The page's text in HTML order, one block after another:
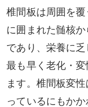
椎間板は周囲を
に囲まれた髄核
であり、栄養に
最も早く老化・
ます。椎間板変
っているにもか